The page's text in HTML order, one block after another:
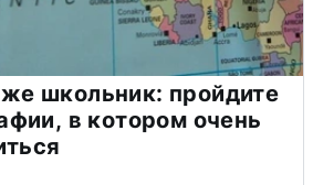
школьник: пройдите
в котором очень